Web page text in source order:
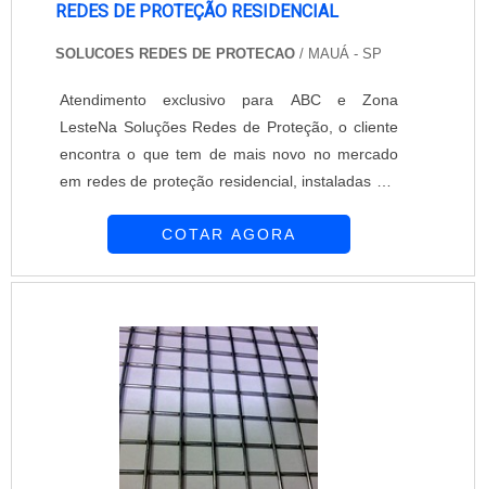
REDES DE PROTEÇÃO RESIDENCIAL
SOLUCOES REDES DE PROTECAO / MAUÁ - SP
Atendimento exclusivo para ABC e Zona
LesteNa Soluções Redes de Proteção, o cliente
encontra o que tem de mais novo no mercado
em redes de proteção residencial, instaladas em
Todos os materiais usados nas telas de proteção
SOBRE O PRODUTOEm alguns ambientes, as
telas de proteção para apartamentos são
essenciais, elas permitem que portas e janelas
fiquem abertas para a entrada de ventilação e
luminosidade com toda tranquilidade. Todos os
processos usados na produção das redes de
COTAR AGORA